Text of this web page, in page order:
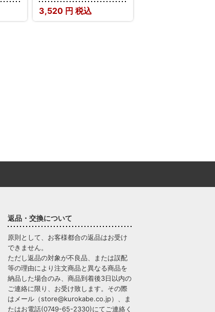
3,520 円 税込
返品・交換について
原則として、お客様都合の返品はお受け
できません。
ただし返品の対象が不良品、または誤配
等の理由により注文商品と異なる商品を
納品した場合のみ、商品到着後3日以内の
ご連絡に限り、お受け致します。その際
はメール（store@kurokabe.co.jp）、ま
たはお電話(0749-65-2330)にてご連絡く